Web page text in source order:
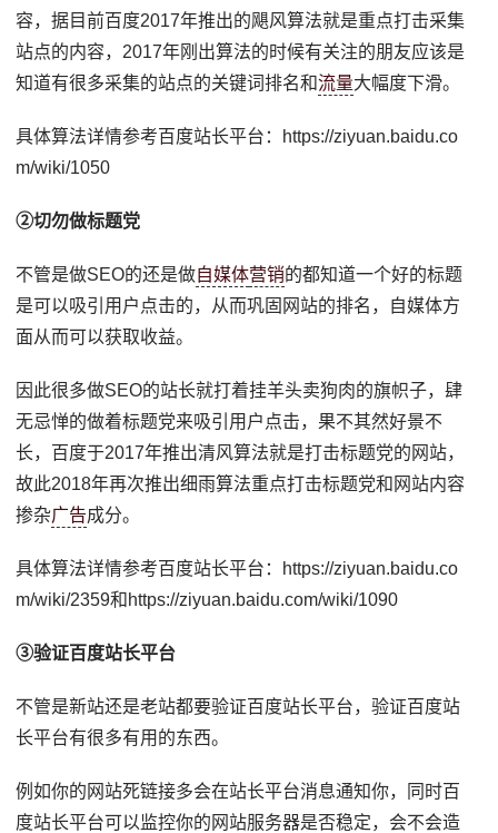
容，据目前百度2017年推出的飓风算法就是重点打击采集
站点的内容，2017年刚出算法的时候有关注的朋友应该是
知道有很多采集的站点的关键词排名和流量大幅度下滑。
具体算法详情参考百度站长平台：https://ziyuan.baidu.co
m/wiki/1050
②切勿做标题党
不管是做SEO的还是做自媒体营销的都知道一个好的标题
是可以吸引用户点击的，从而巩固网站的排名，自媒体方
面从而可以获取收益。
因此很多做SEO的站长就打着挂羊头卖狗肉的旗帜子，肆
无忌惮的做着标题党来吸引用户点击，果不其然好景不
长，百度于2017年推出清风算法就是打击标题党的网站，
故此2018年再次推出细雨算法重点打击标题党和网站内容
掺杂广告成分。
具体算法详情参考百度站长平台：https://ziyuan.baidu.co
m/wiki/2359和https://ziyuan.baidu.com/wiki/1090
③验证百度站长平台
不管是新站还是老站都要验证百度站长平台，验证百度站
长平台有很多有用的东西。
例如你的网站死链接多会在站长平台消息通知你，同时百
度站长平台可以监控你的网站服务器是否稳定，会不会造